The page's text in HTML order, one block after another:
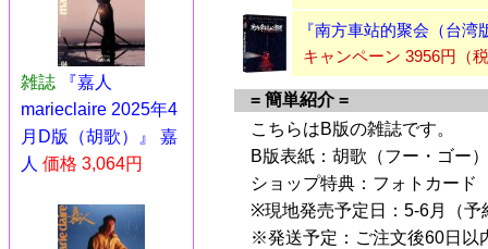
雑誌
『嘉人
marieclaire 2025年4
月D版（胡歌）』 嘉
人 価格 3,064円
『南方車站的聚会（台
キャンペーン 3956円（
= 簡単紹介 =
こちらはB版の雑誌です。
B版表紙：胡歌（フー・ゴー
ショップ特典：フォトカード
※現地発売予定日：5-6月（予
※発送予定：ご注文後60日以